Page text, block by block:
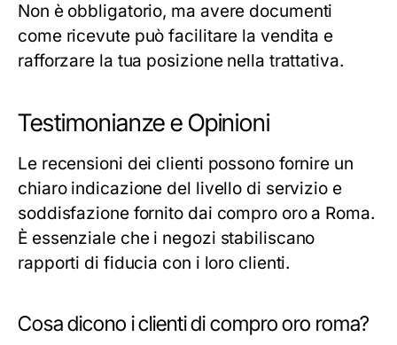
Non è obbligatorio, ma avere documenti
come ricevute può facilitare la vendita e
rafforzare la tua posizione nella trattativa.
Testimonianze e Opinioni
Le recensioni dei clienti possono fornire un
chiaro indicazione del livello di servizio e
soddisfazione fornito dai compro oro a Roma.
È essenziale che i negozi stabiliscano
rapporti di fiducia con i loro clienti.
Cosa dicono i clienti di compro oro roma?